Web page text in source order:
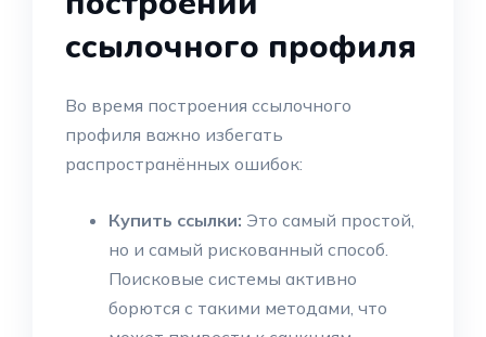
ссылочного профиля
Во время построения ссылочного
профиля важно избегать
распространённых ошибок:
Купить ссылки: Это самый простой,
но и самый рискованный способ.
Поисковые системы активно
борются с такими методами, что